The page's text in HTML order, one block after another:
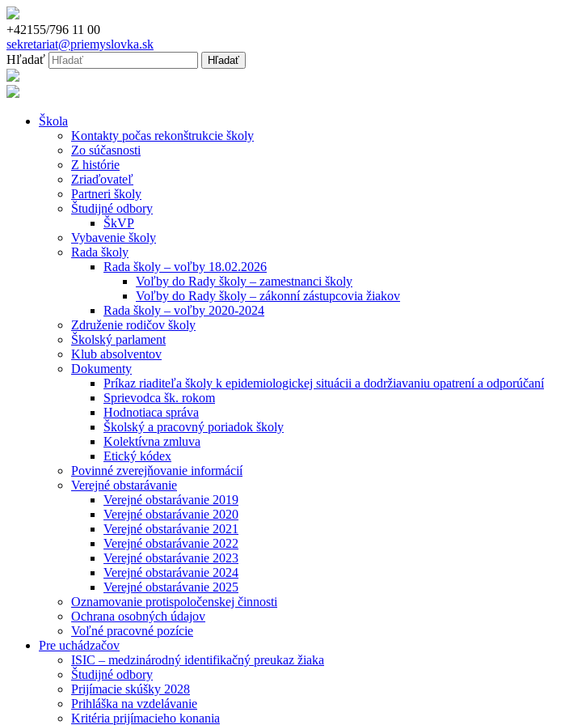
+42155/796 11 00
sekretariat@priemyslovka.sk
Hľadať
Škola
Kontakty počas rekonštrukcie školy
Zo súčasnosti
Z histórie
Zriaďovateľ
Partneri školy
Študijné odbory
ŠkVP
Vybavenie školy
Rada školy
Rada školy – voľby 18.02.2026
Voľby do Rady školy – zamestnanci školy
Voľby do Rady školy – zákonní zástupcovia žiakov
Rada školy – voľby 2020-2024
Združenie rodičov školy
Školský parlament
Klub absolventov
Dokumenty
Príkaz riaditeľa školy k epidemiologickej situácii a dodržiavaniu opatrení a odporúčaní
Sprievodca šk. rokom
Hodnotiaca správa
Školský a pracovný poriadok školy
Kolektívna zmluva
Etický kódex
Povinné zverejňovanie informácií
Verejné obstarávanie
Verejné obstarávanie 2019
Verejné obstarávanie 2020
Verejné obstarávanie 2021
Verejné obstarávanie 2022
Verejné obstarávanie 2023
Verejné obstarávanie 2024
Verejné obstarávanie 2025
Oznamovanie protispoločenskej činnosti
Ochrana osobných údajov
Voľné pracovné pozície
Pre uchádzačov
ISIC – medzinárodný identifikačný preukaz žiaka
Študijné odbory
Prijímacie skúšky 2028
Prihláška na vzdelávanie
Kritéria prijímacieho konania